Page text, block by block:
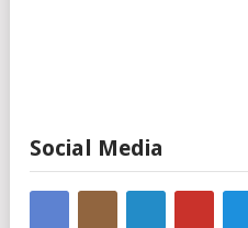
Social Media